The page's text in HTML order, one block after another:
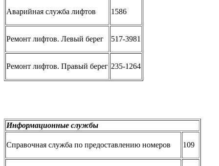
Аварийная служба лифтов 1586
Ремонт лифтов. Левый берег 517-3981
Ремонт лифтов. Правый берег 235-1264
Информационные службы
Справочная служба по предоставлению номеров 109